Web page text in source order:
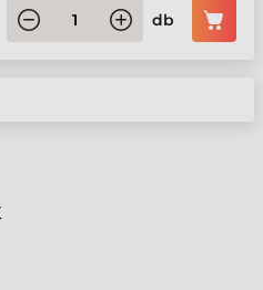
db